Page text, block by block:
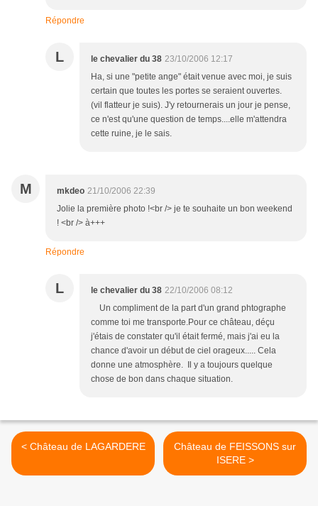
Répondre
L le chevalier du 38 23/10/2006 12:17
Ha, si une "petite ange" était venue avec moi, je suis
certain que toutes les portes se seraient ouvertes.
(vil flatteur je suis). J'y retournerais un jour je pense,
ce n'est qu'une question de temps....elle m'attendra
cette ruine, je le sais.
M mkdeo 21/10/2006 22:39
Jolie la première photo !<br /> je te souhaite un bon weekend
! <br /> à+++
Répondre
L le chevalier du 38 22/10/2006 08:12
Un compliment de la part d'un grand phtographe
comme toi me transporte.Pour ce château, déçu
j'étais de constater qu'il était fermé, mais j'ai eu la
chance d'avoir un début de ciel orageux..... Cela
donne une atmosphère. Il y a toujours quelque
chose de bon dans chaque situation.
< Château de LAGARDERE
Château de FEISSONS sur
ISERE >